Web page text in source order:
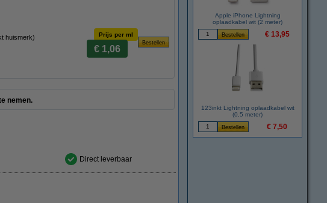
huismerk)
Prijs per ml
€ 1,06
nemen.
Direct leverbaar
Apple iPhone Lightning
oplaadkabel wit (2 meter)
€ 13,95
123inkt Lightning oplaadkabel wit
(0,5 meter)
€ 7,50